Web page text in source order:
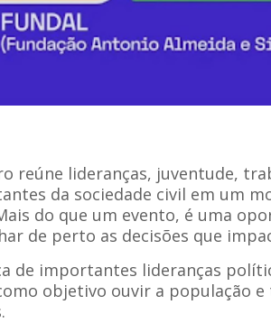
reúne lideranças, juventude,
da sociedade civil em um
do que um evento, é uma
de perto as decisões que
de importantes lideranças
objetivo ouvir a população